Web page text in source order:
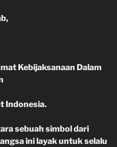
Kebijaksanaan Dalam
Indonesia.
sebuah simbol dari
ini layak untuk selalu